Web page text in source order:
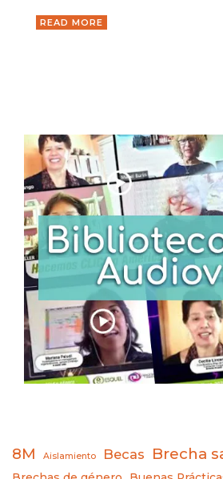
READ MORE
8M Aislamiento Becas Brecha